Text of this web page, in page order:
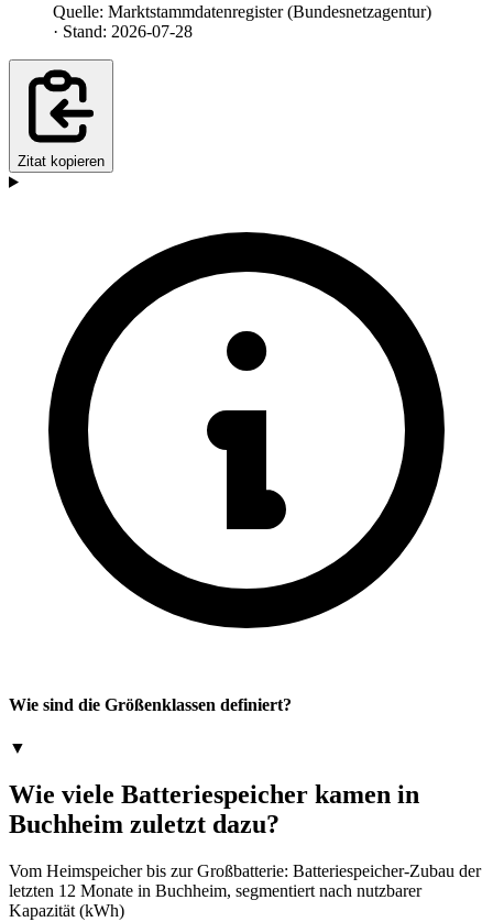
Quelle: Marktstammdatenregister (Bundesnetzagentur)
· Stand: 2026-07-28
Zitat kopieren
Wie sind die Größenklassen definiert?
▼
Wie viele Batteriespeicher kamen in
Buchheim zuletzt dazu?
Vom Heimspeicher bis zur Großbatterie: Batteriespeicher-Zubau der
letzten 12 Monate in Buchheim, segmentiert nach nutzbarer
Kapazität (kWh)